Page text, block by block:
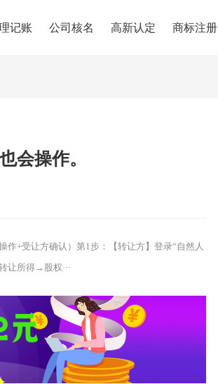
记账 公司核名 高新认定 商标注册
会操作。
+受让方确认）第1步：【转让方】登录“自然人
让所得→股权···